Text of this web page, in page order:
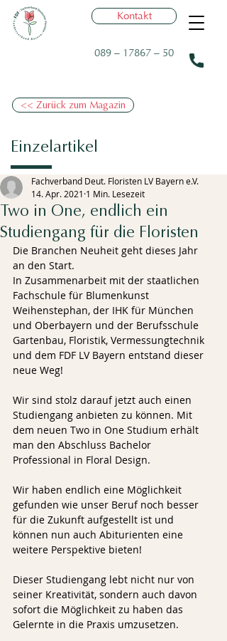
089 – 17867 – 50
Kontakt
<< Zurück zum Magazin
Einzelartikel
Two in One, endlich ein
Studiengang für die Floristen
Fachverband Deut. Floristen LV Bayern e.V.
14. Apr. 2021 1 Min. Lesezeit
Die Branchen Neuheit geht dieses Jahr
an den Start.
In Zusammenarbeit mit der staatlichen
Fachschule für Blumenkunst
Weihenstephan, der IHK für München
und Oberbayern und der Berufsschule
Gartenbau, Floristik, Vermessungtechnik
und dem FDF LV Bayern entstand dieser
neue Weg!
Wir sind stolz darauf jetzt auch einen
Studiengang anbieten zu können. Mit
dem neuen Two in One Studium erhält
man den Abschluss Bachelor
Professional in Floral Design.
Wir haben endlich eine Möglichkeit
gefunden wie unser Beruf noch besser
für die Zukunft aufgestellt ist und
können nun auch Abiturienten eine
weitere Perspektive bieten!
Dieser Studiengang lebt nicht nur von
seiner Kreativität, sondern auch davon
sofort die Möglichkeit zu haben das
Gelernte in die Praxis umzusetzen.